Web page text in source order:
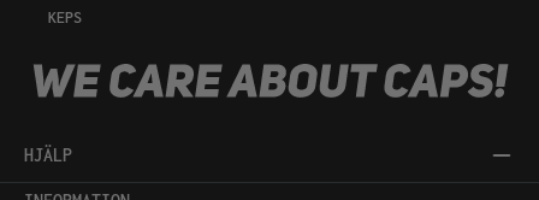
KEPS
HJÄLP